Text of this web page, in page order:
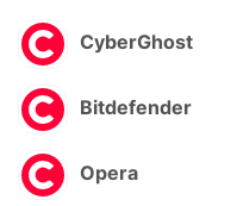
CyberGhost
Bitdefender
Opera